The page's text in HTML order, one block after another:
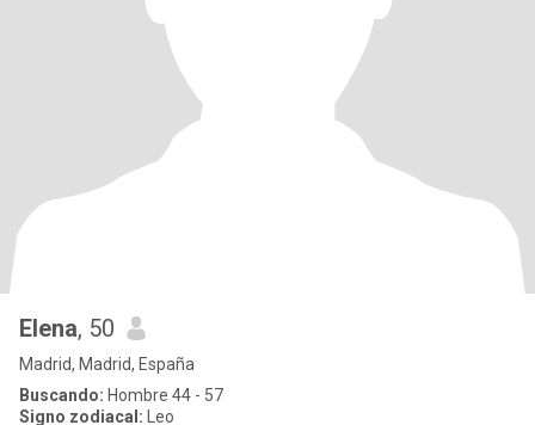
Elena, 50
Madrid, Madrid, España
Buscando: Hombre 44 - 57
Signo zodiacal: Leo